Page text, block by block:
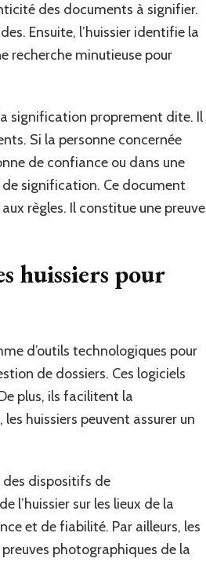
des documents à signifier.
Ensuite, l’huissier identifie la
recherche minutieuse pour
signification proprement dite. Il
Si la personne concernée
de confiance ou dans une
de signification. Ce document
règles. Il constitue une preuve
huissiers pour
d’outils technologiques pour
de dossiers. Ces logiciels
plus, ils facilitent la
huissiers peuvent assurer un
dispositifs de
l’huissier sur les lieux de la
et de fiabilité. Par ailleurs, les
photographiques de la